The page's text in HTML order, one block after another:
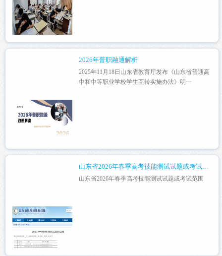
2026年普职融通解析
2025年11月18日山东省教育厅发布《山东省普通高
中和中等职业学校学生互转实施办法》明···
山东省2026年春季高考技能测试试题或考试范围
山东省2026年春季高考技能测试试题或考试范围